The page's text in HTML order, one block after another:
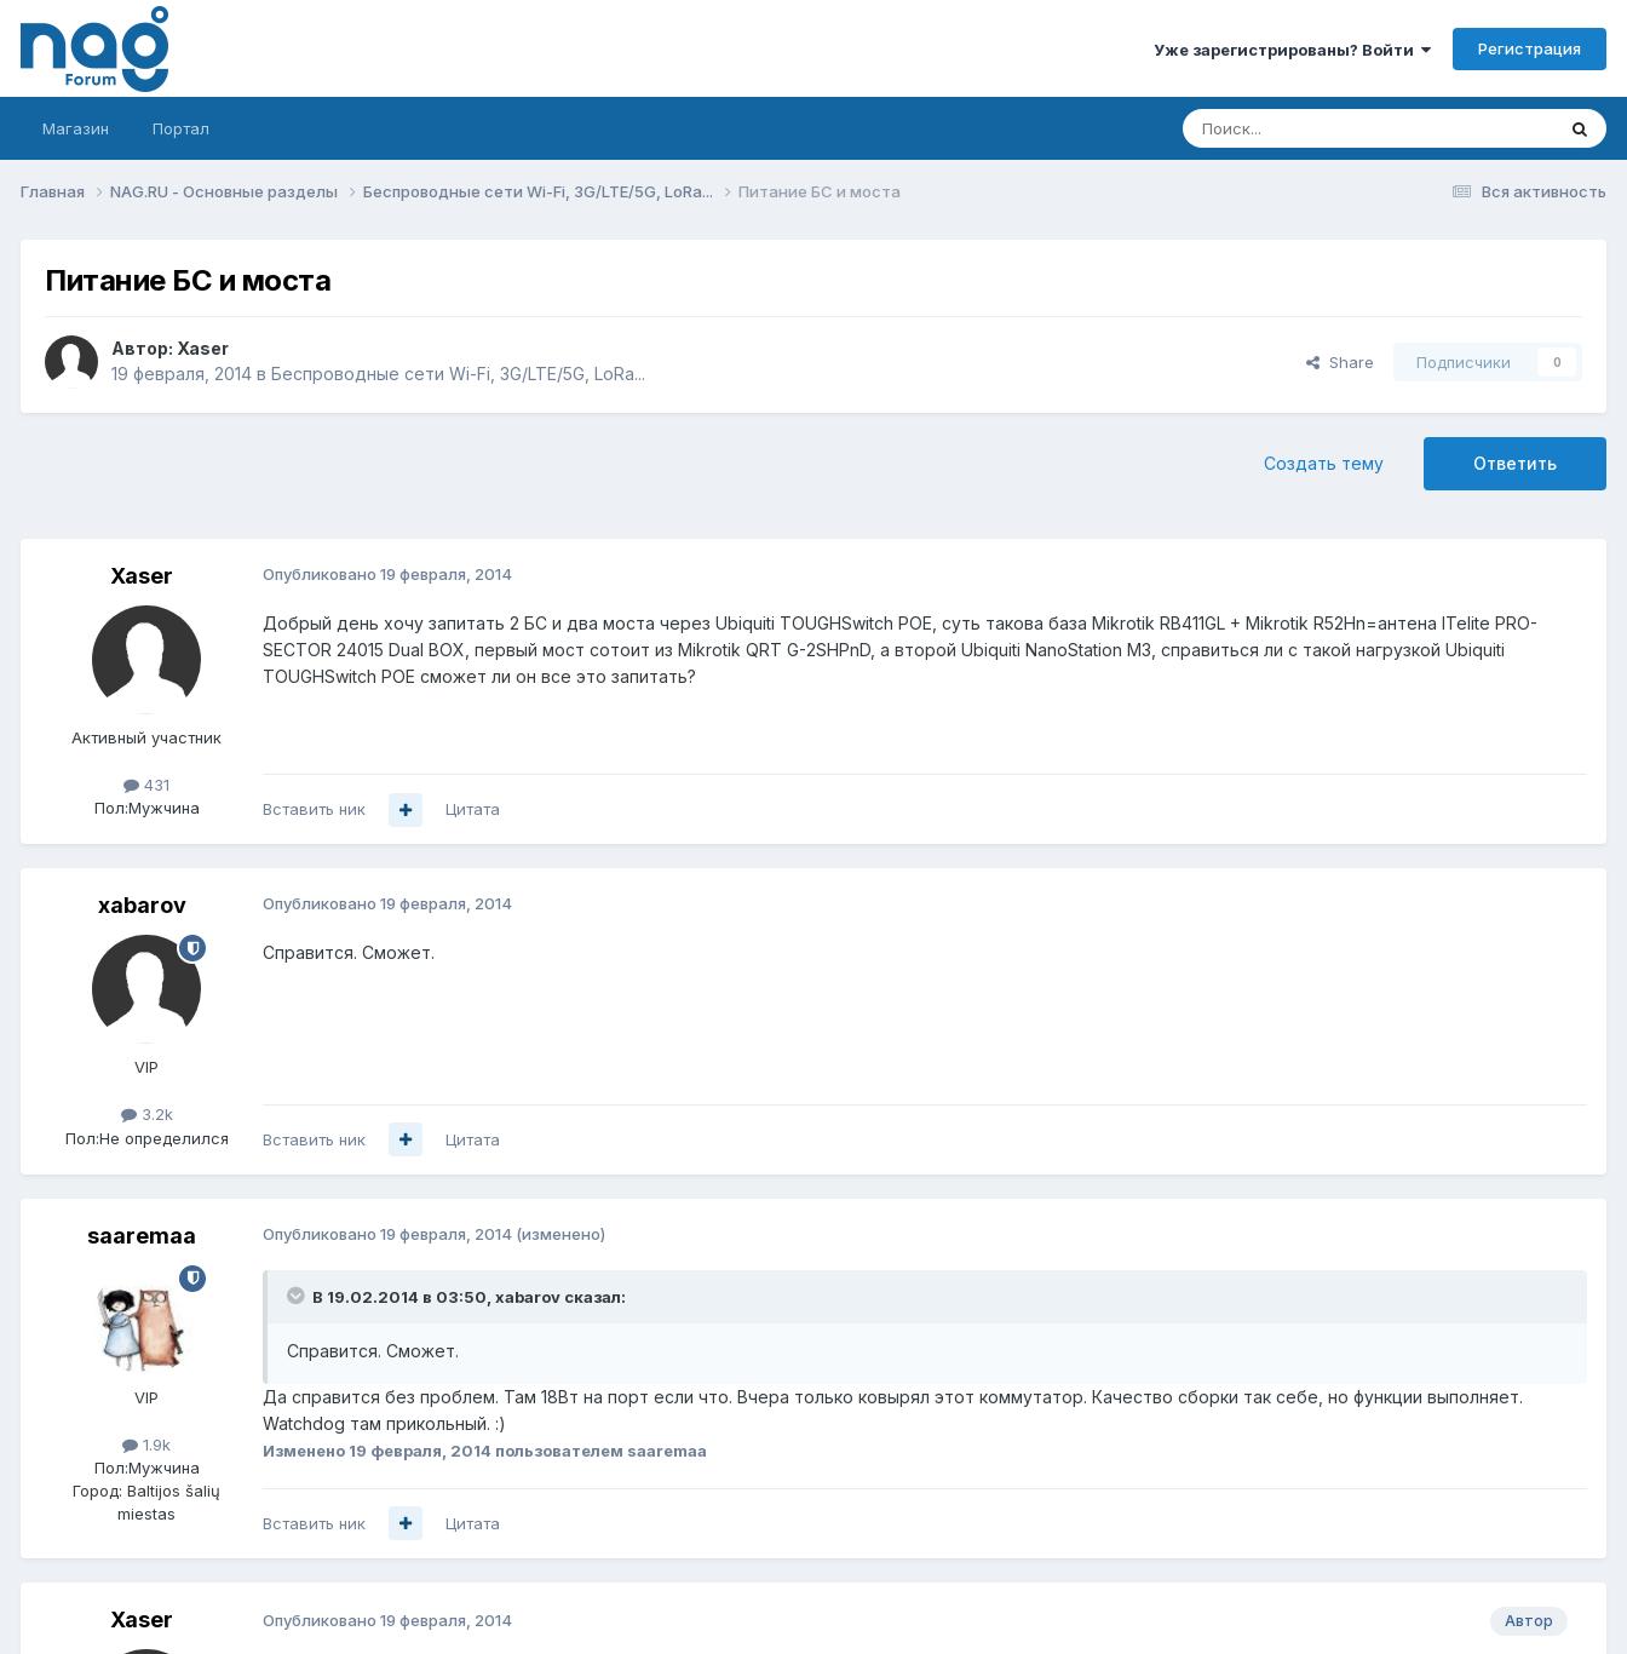
Уже зарегистрированы? Войти Регистрация
Магазин Портал
Вся активность
Главная NAG.RU - Основные разделы Беспроводные сети Wi-Fi, 3G/LTE/5G, LoRa... Питание БС и моста
Питание БС и моста
Автор: Xaser
19 февраля, 2014 в Беспроводные сети Wi-Fi, 3G/LTE/5G, LoRa...
Share Подписчики 0
Ответить
Создать тему
Xaser
Активный участник
431
Пол:Мужчина
Опубликовано 19 февраля, 2014
Добрый день хочу запитать 2 БС и два моста через Ubiquiti TOUGHSwitch POE, суть такова база Mikrotik RB411GL + Mikrotik R52Hn=антена ITelite PRO-
SECTOR 24015 Dual BOX, первый мост сотоит из Mikrotik QRT G-2SHPnD, а второй Ubiquiti NanoStation M3, справиться ли с такой нагрузкой Ubiquiti
TOUGHSwitch POE сможет ли он все это запитать?
Вставить ник Цитата
xabarov
VIP
3.2k
Пол:Не определился
Опубликовано 19 февраля, 2014
Справится. Сможет.
Вставить ник Цитата
saaremaa
VIP
1.9k
Пол:Мужчина
Город: Baltijos šalių
miestas
Опубликовано 19 февраля, 2014 (изменено)
В 19.02.2014 в 03:50, xabarov сказал:
Справится. Сможет.
Да справится без проблем. Там 18Вт на порт если что. Вчера только ковырял этот коммутатор. Качество сборки так себе, но функции выполняет.
Watchdog там прикольный. :)
Изменено 19 февраля, 2014 пользователем saaremaa
Вставить ник Цитата
Xaser Автор
Опубликовано 19 февраля, 2014